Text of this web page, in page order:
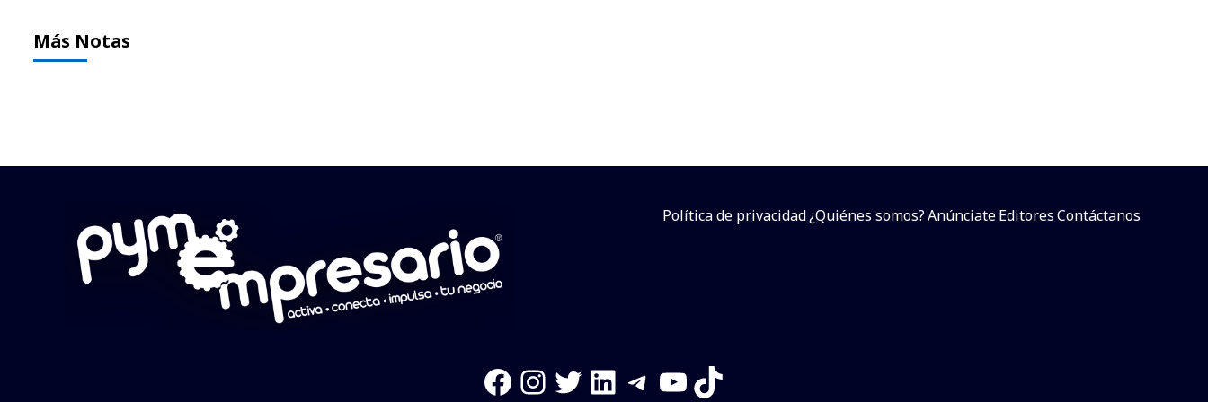
Más Notas
Política de privacidad¿Quiénes somos?AnúnciateEditoresContáctanos
Facebook
Instagram
Twitter
LinkedIn
Telegram
YouTube
TikTok